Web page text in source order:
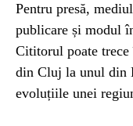
Pentru presă,
publicare și modul
Cititorul poate trece
din Cluj la unul din
evoluțiile unei